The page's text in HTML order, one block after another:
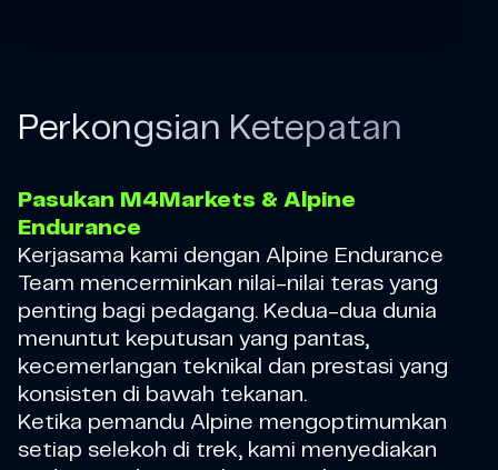
Perkongsian Ketepatan
Pasukan M4Markets & Alpine
Endurance
Kerjasama kami dengan Alpine Endurance
Team mencerminkan nilai-nilai teras yang
penting bagi pedagang. Kedua-dua dunia
menuntut keputusan yang pantas,
kecemerlangan teknikal dan prestasi yang
konsisten di bawah tekanan.
Ketika pemandu Alpine mengoptimumkan
setiap selekoh di trek, kami menyediakan